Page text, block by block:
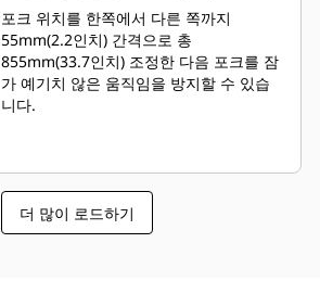
포크 위치를 한쪽에서 다른 쪽까지
55mm(2.2인치) 간격으로 총
855mm(33.7인치) 조정한 다음 포크를 잠
가 예기치 않은 움직임을 방지할 수 있습
니다.
더 많이 로드하기